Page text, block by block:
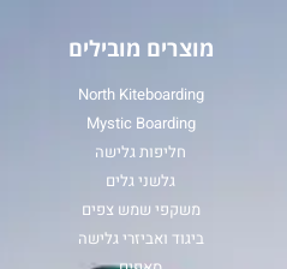
מוצרים מובילים
North Kiteboarding
Mystic Boarding
חליפות גלישה
גלשני גלים
משקפי שמש צפים
ביגוד ואביזרי גלישה